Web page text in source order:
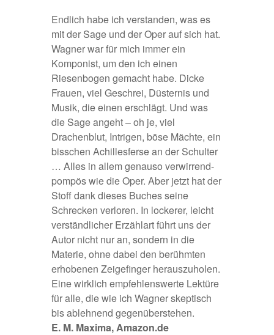
Endlich habe ich verstanden, was es
mit der Sage und der Oper auf sich hat.
Wagner war für mich immer ein
Komponist, um den ich einen
Riesenbogen gemacht habe. Dicke
Frauen, viel Geschrei, Düsternis und
Musik, die einen erschlägt. Und was
die Sage angeht – oh je, viel
Drachenblut, Intrigen, böse Mächte, ein
bisschen Achillesferse an der Schulter
… Alles in allem genauso verwirrend-
pompös wie die Oper. Aber jetzt hat der
Stoff dank dieses Buches seine
Schrecken verloren. In lockerer, leicht
verständlicher Erzählart führt uns der
Autor nicht nur an, sondern in die
Materie, ohne dabei den berühmten
erhobenen Zeigefinger herauszuholen.
Eine wirklich empfehlenswerte Lektüre
für alle, die wie ich Wagner skeptisch
bis ablehnend gegenüberstehen.
E. M. Maxima, Amazon.de